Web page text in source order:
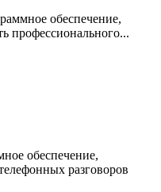
обеспечение,
профессионального...
обеспечение,
разговоров